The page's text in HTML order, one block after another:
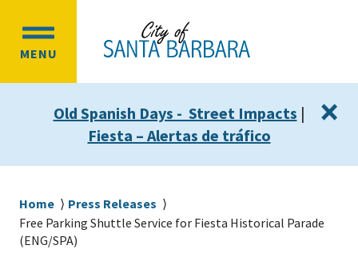
main
content
main
navigation
MENU
OPEN
MENU
Old Spanish Days - Street Impacts |
Fiesta – Alertas de tráfico
×
Breadcrumb
Home
Press Releases
Free Parking Shuttle Service for Fiesta Historical Parade
(ENG/SPA)